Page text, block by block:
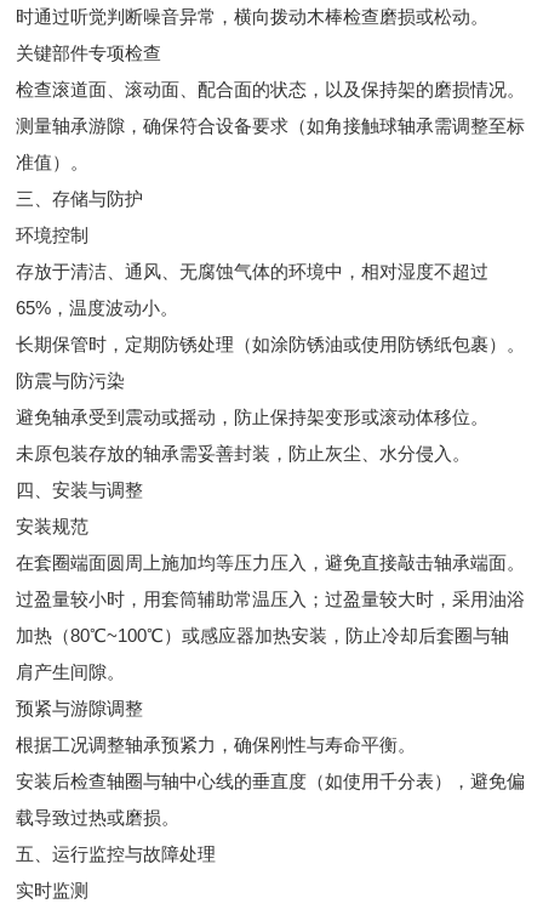
时通过听觉判断噪音异常，横向拨动木棒检查磨损或松动。
关键部件专项检查
检查滚道面、滚动面、配合面的状态，以及保持架的磨损情况。
测量轴承游隙，确保符合设备要求（如角接触球轴承需调整至标
准值）。
三、存储与防护
环境控制
存放于清洁、通风、无腐蚀气体的环境中，相对湿度不超过
65%，温度波动小。
长期保管时，定期防锈处理（如涂防锈油或使用防锈纸包裹）。
防震与防污染
避免轴承受到震动或摇动，防止保持架变形或滚动体移位。
未原包装存放的轴承需妥善封装，防止灰尘、水分侵入。
四、安装与调整
安装规范
在套圈端面圆周上施加均等压力压入，避免直接敲击轴承端面。
过盈量较小时，用套筒辅助常温压入；过盈量较大时，采用油浴
加热（80℃~100℃）或感应器加热安装，防止冷却后套圈与轴
肩产生间隙。
预紧与游隙调整
根据工况调整轴承预紧力，确保刚性与寿命平衡。
安装后检查轴圈与轴中心线的垂直度（如使用千分表），避免偏
载导致过热或磨损。
五、运行监控与故障处理
实时监测